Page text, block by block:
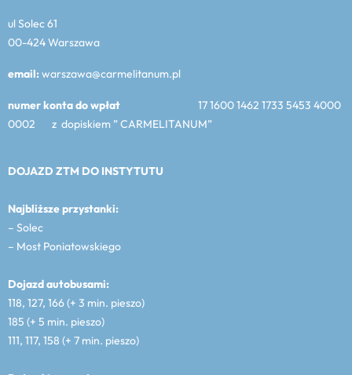
ul Solec 61
00-424 Warszawa
email:warszawa@carmelitanum.pl
numer konta do wpłat 17 1600 1462 1733 5453 4000
0002 z dopiskiem ” CARMELITANUM”
DOJAZD ZTM DO INSTYTUTU
Najbliższe przystanki:
– Solec
– Most Poniatowskiego
Dojazd autobusami:
118, 127, 166 (+ 3 min. pieszo)
185 (+ 5 min. pieszo)
111, 117, 158 (+ 7 min. pieszo)